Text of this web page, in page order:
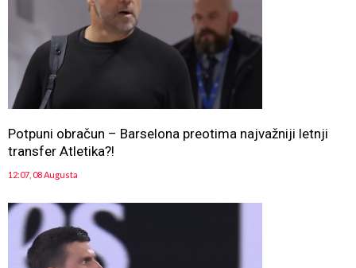
Potpuni obračun – Barselona preotima najvažniji letnji
transfer Atletika?!
12:07, 08 Augusta